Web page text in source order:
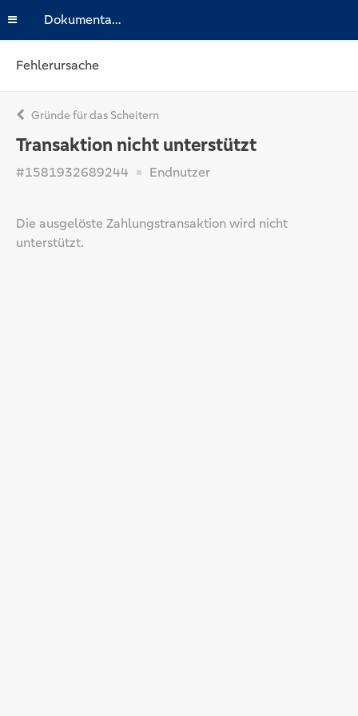
Dokumentation
Fehlerursache
Gründe für das Scheitern
Transaktion nicht unterstützt
#1581932689244 Endnutzer
Die ausgelöste Zahlungstransaktion wird nicht
unterstützt.